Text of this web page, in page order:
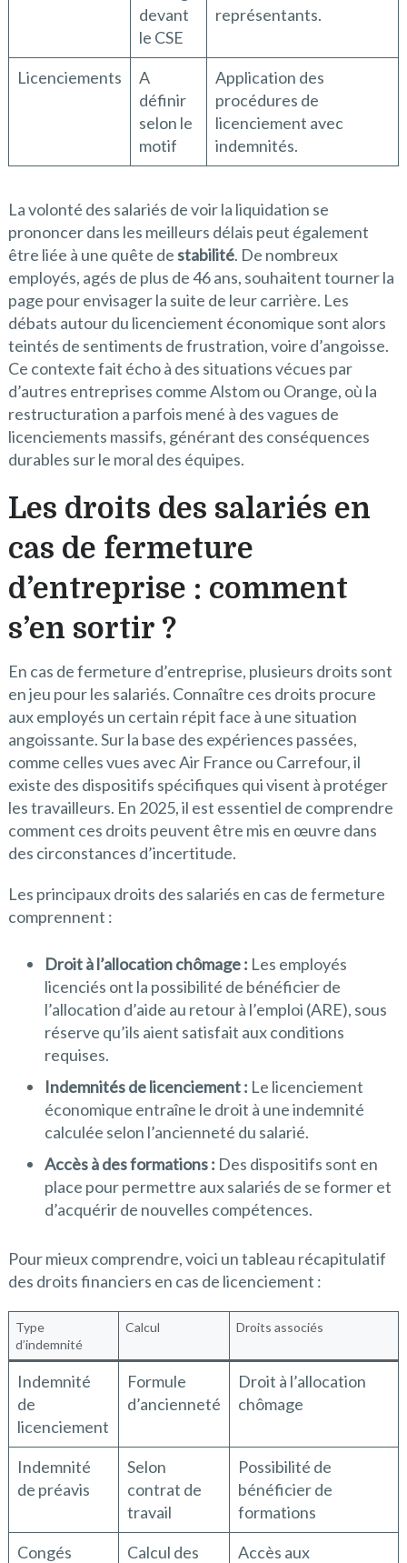
devant
le CSE
représentants.
Licenciements
A
définir
selon le
motif
Application des
procédures de
licenciement avec
indemnités.
La volonté des salariés de voir la liquidation se
prononcer dans les meilleurs délais peut également
être liée à une quête destabilité. De nombreux
employés, agés de plus de 46 ans, souhaitent tourner la
page pour envisager la suite de leur carrière. Les
débats autour du licenciement économique sont alors
teintés de sentiments de frustration, voire d’angoisse.
Ce contexte fait écho à des situations vécues par
d’autres entreprises comme Alstom ou Orange, où la
restructuration a parfois mené à des vagues de
licenciements massifs, générant des conséquences
durables sur le moral des équipes.
Les droits des salariés en
cas de fermeture
d’entreprise : comment
s’en sortir ?
En cas de fermeture d’entreprise, plusieurs droits sont
en jeu pour les salariés. Connaître ces droits procure
aux employés un certain répit face à une situation
angoissante. Sur la base des expériences passées,
comme celles vues avec Air France ou Carrefour, il
existe des dispositifs spécifiques qui visent à protéger
les travailleurs. En 2025, il est essentiel de comprendre
comment ces droits peuvent être mis en œuvre dans
des circonstances d’incertitude.
Les principaux droits des salariés en cas de fermeture
comprennent :
Droit à l’allocation chômage : Les employés
licenciés ont la possibilité de bénéficier de
l’allocation d’aide au retour à l’emploi (ARE), sous
réserve qu’ils aient satisfait aux conditions
requises.
Indemnités de licenciement : Le licenciement
économique entraîne le droit à une indemnité
calculée selon l’ancienneté du salarié.
Accès à des formations : Des dispositifs sont en
place pour permettre aux salariés de se former et
d’acquérir de nouvelles compétences.
Pour mieux comprendre, voici un tableau récapitulatif
des droits financiers en cas de licenciement :
Type
d’indemnité
Calcul Droits associés
Indemnité
de
licenciement
Formule
d’ancienneté
Droit à l’allocation
chômage
Indemnité
de préavis
Selon
contrat de
travail
Possibilité de
bénéficier de
formations
Congés
Calcul des
Accès aux